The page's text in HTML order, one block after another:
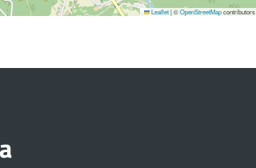
Leaflet|©OpenStreetMapcontributors